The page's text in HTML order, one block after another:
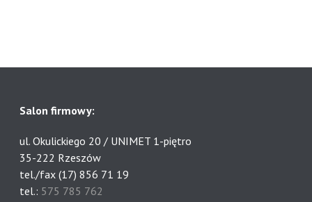
Salon firmowy:
ul. Okulickiego 20 / UNIMET 1-piętro
35-222 Rzeszów
tel./fax (17) 856 71 19
tel.: 575 785 762